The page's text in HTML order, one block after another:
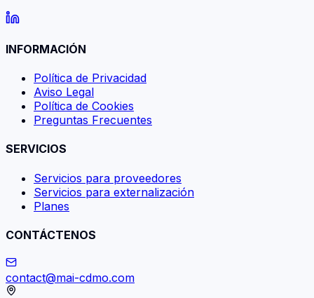
INFORMACIÓN
Política de Privacidad
Aviso Legal
Política de Cookies
Preguntas Frecuentes
SERVICIOS
Servicios para proveedores
Servicios para externalización
Planes
CONTÁCTENOS
contact@mai-cdmo.com